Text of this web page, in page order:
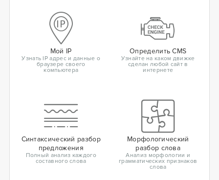
Мой IP
Узнать IP адрес и данные о
браузере своего
компьютера
Определить CMS
Узнайте на каком движке
сделан любой сайт в
интернете
Синтаксический разбор
предложения
Полный анализ каждого
составного слова
Морфологический
разбор слова
Анализ морфологии и
грамматических признаков
слова